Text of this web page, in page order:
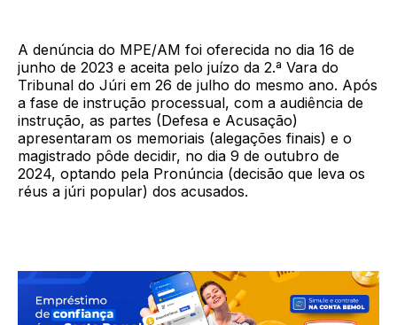
A denúncia do MPE/AM foi oferecida no dia 16 de
junho de 2023 e aceita pelo juízo da 2.ª Vara do
Tribunal do Júri em 26 de julho do mesmo ano. Após
a fase de instrução processual, com a audiência de
instrução, as partes (Defesa e Acusação)
apresentaram os memoriais (alegações finais) e o
magistrado pôde decidir, no dia 9 de outubro de
2024, optando pela Pronúncia (decisão que leva os
réus a júri popular) dos acusados.